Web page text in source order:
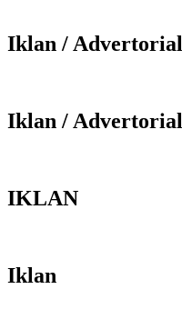
Iklan / Advertorial
Iklan / Advertorial
IKLAN
Iklan